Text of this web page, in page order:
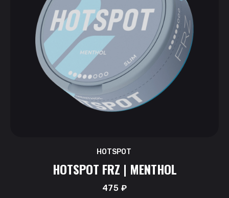
HOTSPOT
HOTSPOT FRZ | MENTHOL
475 ₽